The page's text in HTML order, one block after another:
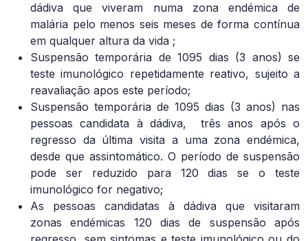
dádiva que viveram numa zona endémica de
malária pelo menos seis meses de forma contínua
em qualquer altura da vida ;
Suspensão temporária de 1095 dias (3 anos) se
teste imunológico repetidamente reativo, sujeito a
reavaliação apos este período;
Suspensão temporária de 1095 dias (3 anos) nas
pessoas candidata à dádiva,
três anos após o
regresso da última visita a uma zona endémica,
desde que assintomático. O período de suspensão
pode ser reduzido para 120 dias se o teste
imunológico for negativo;
As pessoas candidatas à dádiva que visitaram
zonas endémicas 120 dias de suspensão após